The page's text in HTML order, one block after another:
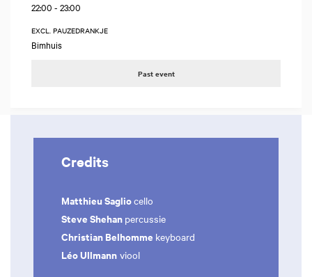
22:00 - 23:00
EXCL. PAUZEDRANKJE
Bimhuis
Past event
Credits
Matthieu Sagliocello
Steve Shehan percussie
Christian Belhomme keyboard
Léo Ullmann viool